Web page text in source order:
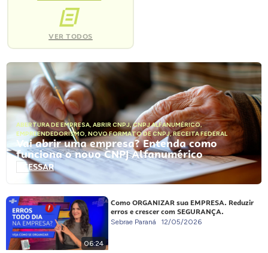
VER TODOS
ABERTURA DE EMPRESA, ABRIR CNPJ,CNPJ ALFANUMÉRICO,
EMPREENDEDORISMO, NOVO FORMATO DE CNPJ,RECEITA FEDERAL
Vai abrir uma empresa? Entenda como
funciona o novo CNPJ Alfanumérico
ACESSAR
06:24
Como ORGANIZAR sua EMPRESA. Reduzir
erros e crescer com SEGURANÇA.
Sebrae Paraná 12/05/2026